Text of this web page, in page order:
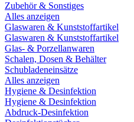
Zubehör & Sonstiges
Alles anzeigen
Glaswaren & Kunststoffartikel
Glaswaren & Kunststoffartikel
Glas- & Porzellanwaren
Schalen, Dosen & Behälter
Schubladeneinsätze
Alles anzeigen
Hygiene & Desinfektion
Hygiene & Desinfektion
Abdruck-Desinfektion